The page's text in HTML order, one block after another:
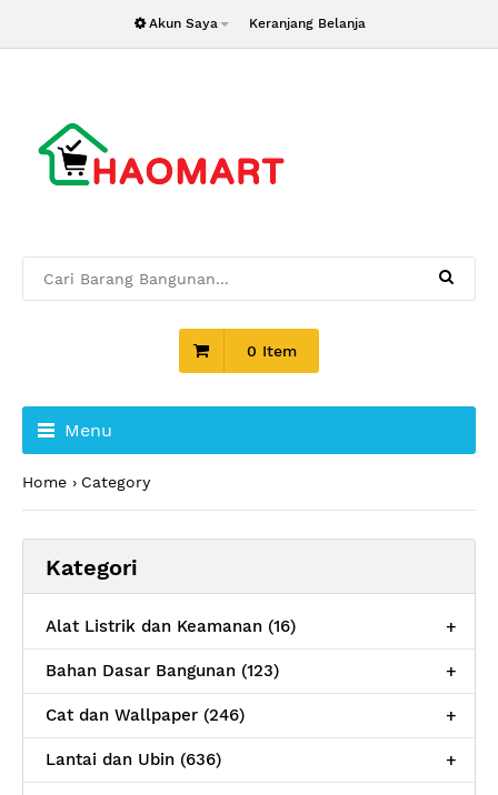
Akun Saya Keranjang Belanja
0 Item
Menu
Home Category
Kategori
Alat Listrik dan Keamanan (16) +
Bahan Dasar Bangunan (123) +
Cat dan Wallpaper (246) +
Lantai dan Ubin (636) +